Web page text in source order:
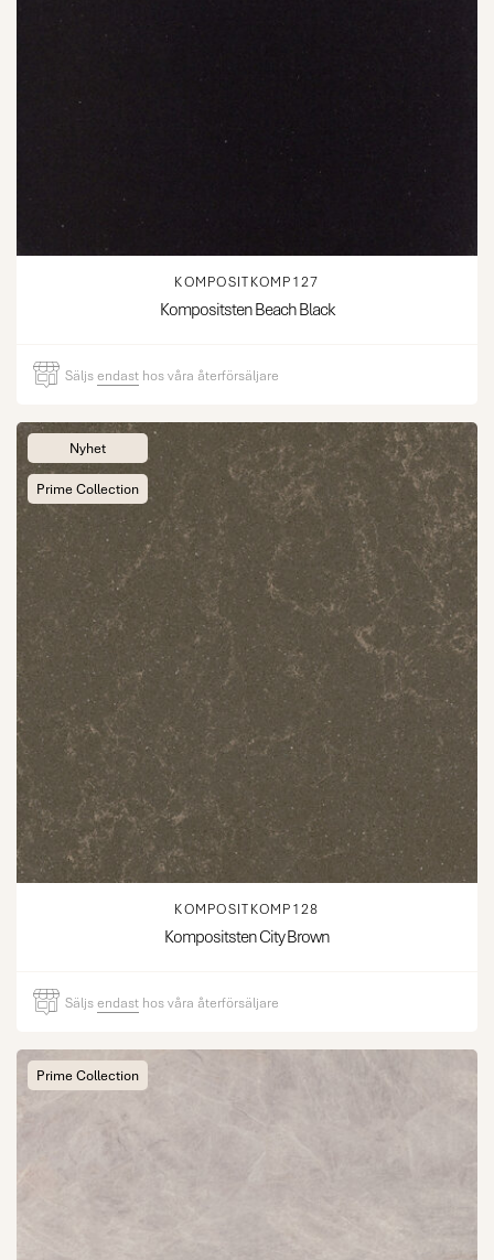
KOMPOSITKOMP127
Kompositsten Beach Black
Säljsendast hos våra återförsäljare
Nyhet
Prime Collection
KOMPOSITKOMP128
Kompositsten City Brown
Säljsendast hos våra återförsäljare
Prime Collection